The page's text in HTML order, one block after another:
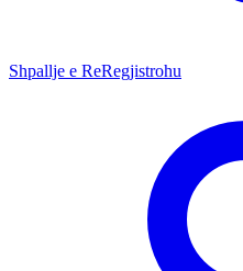
Shpallje e ReRegjistrohu